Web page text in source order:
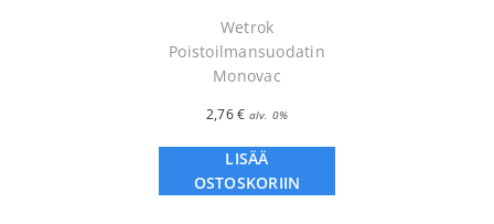
Wetrok
Poistoilmansuodatin
Monovac
2,76€ alv. 0%
LISÄÄ
OSTOSKORIIN